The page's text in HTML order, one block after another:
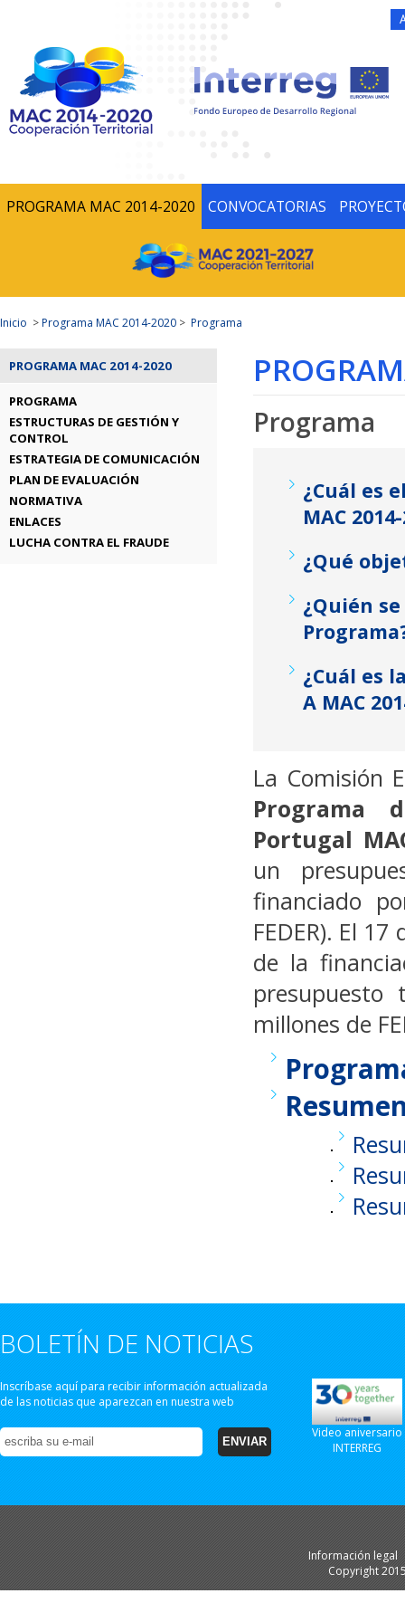
PROGRAMA MAC 2014-2020 CONVOCATORIAS
Inicio >Programa MAC 2014-2020 > Programa
PROGRAMA MAC 2014-2020
PROGRAMA
ESTRUCTURAS DE GESTIÓN Y
CONTROL
ESTRATEGIA DE COMUNICACIÓN
PLAN DE EVALUACIÓN
NORMATIVA
ENLACES
LUCHA CONTRA EL FRAUDE
Programa
¿Cuál es
MAC
¿Qué
¿Quién
¿Cuál es
A MAC
La Comisión
Programa
Portugal
un
financiado
FEDER). El
de la
millones de
BOLETÍN DE NOTICIAS
Inscríbase aquí para recibir información actualizada
de las noticias que aparezcan en nuestra web
Video aniversario
INTERREG
Información legal
Copyright